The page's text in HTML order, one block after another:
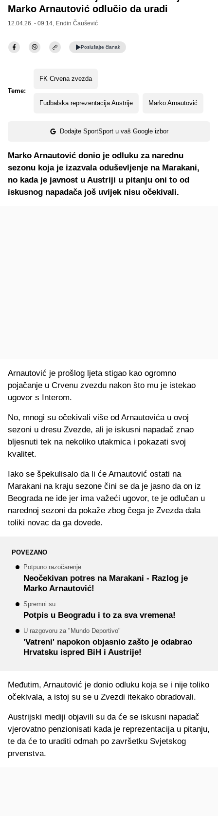
Marko Arnautović odlučio da uradi
12.04.26. - 09:14, Endin Čaušević
Poslušajte članak
Teme:
FK Crvena zvezda
Fudbalska reprezentacija Austrije Marko Arnautović
Dodajte SportSport u vaš Google izbor
Marko Arnautović donio je odluku za narednu
sezonu koja je izazvala oduševljenje na Marakani,
no kada je javnost u Austriji u pitanju oni to od
iskusnog napadača još uvijek nisu očekivali.
Arnautović je prošlog ljeta stigao kao ogromno
pojačanje u Crvenu zvezdu nakon što mu je istekao
ugovor s Interom.
No, mnogi su očekivali više od Arnautovića u ovoj
sezoni u dresu Zvezde, ali je iskusni napadač znao
bljesnuti tek na nekoliko utakmica i pokazati svoj
kvalitet.
Iako se špekulisalo da li će Arnautović ostati na
Marakani na kraju sezone čini se da je jasno da on iz
Beograda ne ide jer ima važeći ugovor, te je odlučan u
narednoj sezoni da pokaže zbog čega je Zvezda dala
toliki novac da ga dovede.
POVEZANO
Potpuno razočarenje
Neočekivan potres na Marakani - Razlog je
Marko Arnautović!
Spremni su
Potpis u Beogradu i to za sva vremena!
U razgovoru za "Mundo Deportivo"
'Vatreni' napokon objasnio zašto je odabrao
Hrvatsku ispred BiH i Austrije!
Međutim, Arnautović je donio odluku koja se i nije toliko
očekivala, a istoj su se u Zvezdi itekako obradovali.
Austrijski mediji objavili su da će se iskusni napadač
vjerovatno penzionisati kada je reprezentacija u pitanju,
te da će to uraditi odmah po završetku Svjetskog
prvenstva.